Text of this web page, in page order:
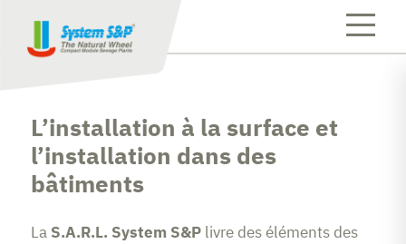
L’installation à la surface et
l’installation dans des
bâtiments
La S.A.R.L. System S&Plivre des éléments des